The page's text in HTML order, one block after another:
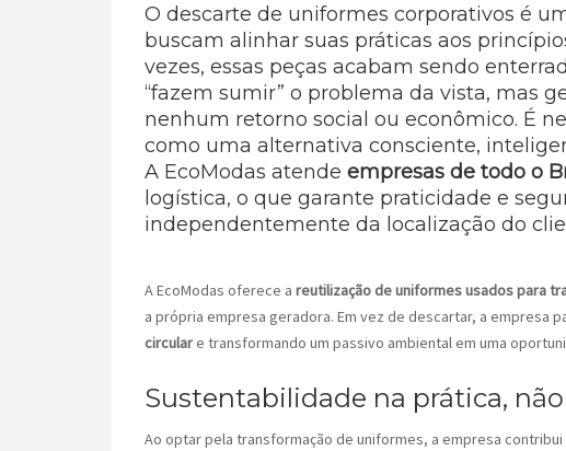
O descarte de uniformes corporativos é
buscam alinhar suas práticas aos
vezes, essas peças acabam sendo
“fazem sumir” o problema da vista, mas
nenhum retorno social ou econômico. É
como uma alternativa consciente,
A EcoModas atende empresas de todo o
logística, o que garante praticidade e
independentemente da localização do
A EcoModas oferece a reutilização de uniformes usados para
a própria empresa geradora. Em vez de descartar, a empresa
circulare transformando um passivo ambiental em uma
Sustentabilidade na prática,
Ao optar pela transformação de uniformes, a empresa